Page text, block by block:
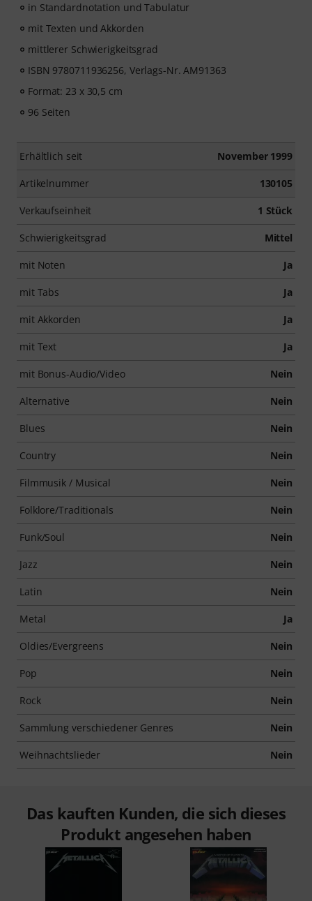
in Standardnotation und Tabulatur
mit Texten und Akkorden
mittlerer Schwierigkeitsgrad
ISBN 9780711936256, Verlags-Nr. AM91363
Format: 23 x 30,5 cm
96 Seiten
Erhältlich seit November 1999
Artikelnummer 130105
Verkaufseinheit 1 Stück
Schwierigkeitsgrad Mittel
mit Noten Ja
mit Tabs Ja
mit Akkorden Ja
mit Text Ja
mit Bonus-Audio/Video Nein
Alternative Nein
Blues Nein
Country Nein
Filmmusik / Musical Nein
Folklore/Traditionals Nein
Funk/Soul Nein
Jazz Nein
Latin Nein
Metal Ja
Oldies/Evergreens Nein
Pop Nein
Rock Nein
Sammlung verschiedener Genres Nein
Weihnachtslieder Nein
Das kauften Kunden, die sich dieses
Produkt angesehen haben